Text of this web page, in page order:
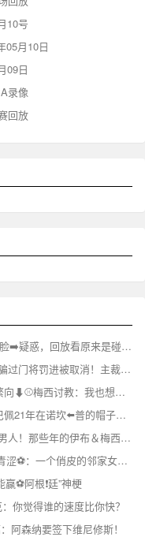
10号
05月10日
09日
录像
回放
【今日集锦】太诡异了！这球第一下没进一脸➡️疑惑，回放看原来是碰到了门将⚾
【经典瞬间】聪⚽明反被聪明误！点球停顿骗过门将罚进被取消！主裁掏黄牌伺候！
[比赛瞬时回放]虚心请教！⚾姆巴佩自曝频繁向⬇⚾️梅西讨教：我也想赢得一切
[今日爆点视频]这就叫单⚽兵！名场面：姆巴佩21年在诺坎⬅️普的帽子戏法！
【扣篮瞬间】为数不⚾多赢得兹拉坦尊重的男人！那些年的伊布＆梅西~✌️
【精彩瞬间】遇到C罗之前的乔治娜是如此青涩⚽：一个俏皮的邻家女孩~
⚽阿根❗廷”神梗
你觉得谁的速度比你快？
阿森纳要签下维尼修斯！